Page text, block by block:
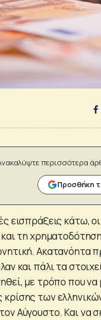
περισσότερα
Προσθήκη
εισπράξεις κάτω,
τη
Ακατανόητα
και πάλι τα
με τρόπο που να
των
Αύγουστο. Και να